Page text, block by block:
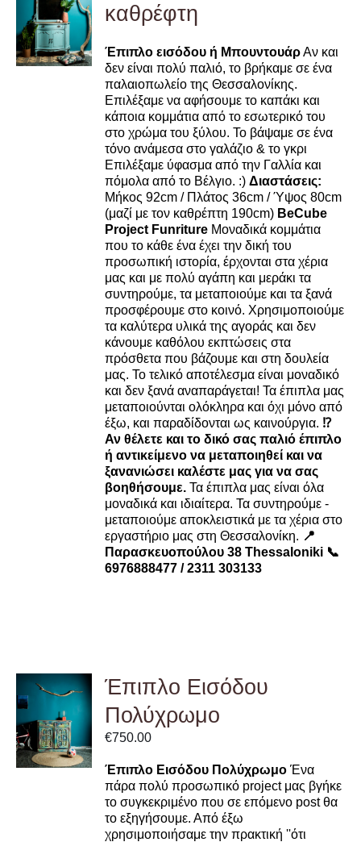
DETAILS
καθρέφτη
Έπιπλο εισόδου ή ΜπουντουάρΑν και
δεν είναι πολύ παλιό, το βρήκαμε σε ένα
παλαιοπωλείο της Θεσσαλονίκης.
Επιλέξαμε να αφήσουμε το καπάκι και
κάποια κομμάτια από το εσωτερικό του
στο χρώμα του ξύλου. Το βάψαμε σε ένα
τόνο ανάμεσα στο γαλάζιο & το γκρι
Επιλέξαμε ύφασμα από την Γαλλία και
πόμολα από το Βέλγιο. :)Διαστάσεις:
Μήκος 92cm / Πλάτος 36cm / Ύψος 80cm
(μαζί με τον καθρέπτη 190cm) BeCube
Project Funriture Μοναδικά κομμάτια
που το κάθε ένα έχει την δική του
προσωπική ιστορία, έρχονται στα χέρια
μας και με πολύ αγάπη και μεράκι τα
συντηρούμε, τα μεταποιούμε και τα ξανά
προσφέρουμε στο κοινό. Χρησιμοποιούμε
τα καλύτερα υλικά της αγοράς και δεν
κάνουμε καθόλου εκπτώσεις στα
πρόσθετα που βάζουμε και στη δουλεία
μας. Το τελικό αποτέλεσμα είναι μοναδικό
και δεν ξανά αναπαράγεται! Τα έπιπλα μας
μεταποιούνται ολόκληρα και όχι μόνο από
έξω, και παραδίδονται ως καινούργια. ⁉️
Αν θέλετε και το δικό σας παλιό έπιπλο
ή αντικείμενο να μεταποιηθεί και να
ξανανιώσει καλέστε μας για να σας
βοηθήσουμε. Τα έπιπλα μας είναι όλα
μοναδικά και ιδιαίτερα. Τα συντηρούμε -
μεταποιούμε αποκλειστικά με τα χέρια στο
εργαστήριο μας στη Θεσσαλονίκη. 📍
Παρασκευοπούλου 38 Thessaloniki 📞
6976888477 / 2311 303133
ADD TO
CART
/
DETAILS
Έπιπλο Εισόδου
Πολύχρωμο
€750.00
Έπιπλο Εισόδου ΠολύχρωμοΈνα
πάρα πολύ προσωπικό project μας βγήκε
το συγκεκριμένο που σε επόμενο post θα
το εξηγήσουμε. Από έξω
χρησιμοποιήσαμε την πρακτική ''ότι